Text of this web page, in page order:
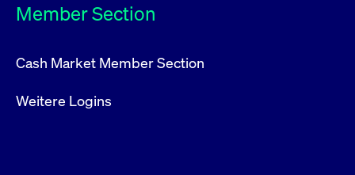
Member Section
Cash Market Member Section
Weitere Logins